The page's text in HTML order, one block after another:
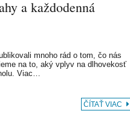
a každodenná
mnoho rád o tom, čo nás
na to, aký vplyv na dlhovekosť
Viac…
ČÍTAŤ VIAC